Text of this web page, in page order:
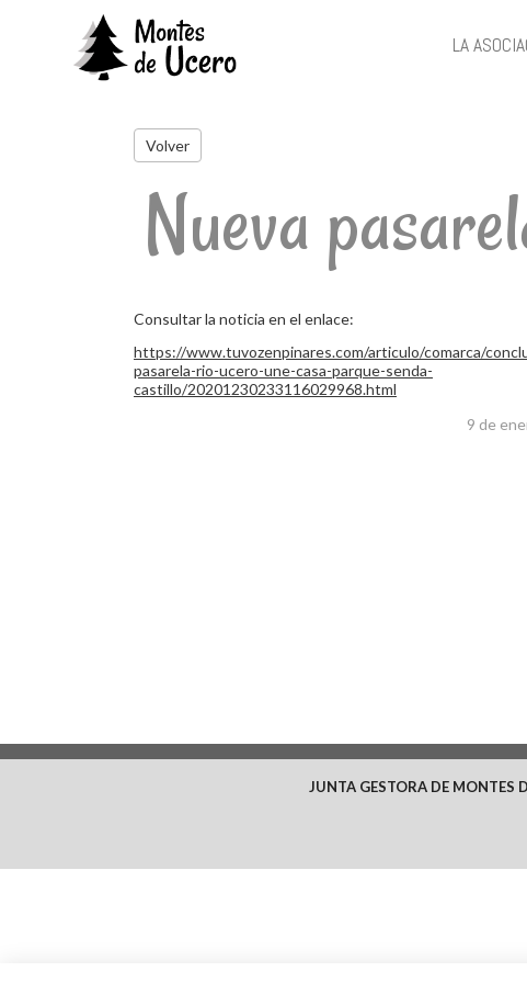
LA
Volver
Nueva
Consultar la noticia en el enlace:
https://www.tuvozenpinares.com/articulo/comarca/
pasarela-rio-ucero-une-casa-parque-senda-
castillo/20201230233116029968.html
9 de
JUNTA GESTORA DE MONTES